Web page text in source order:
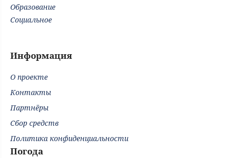
Образование
Социальное
Информация
О проекте
Контакты
Партнёры
Сбор средств
Политика конфиденциальности
Погода